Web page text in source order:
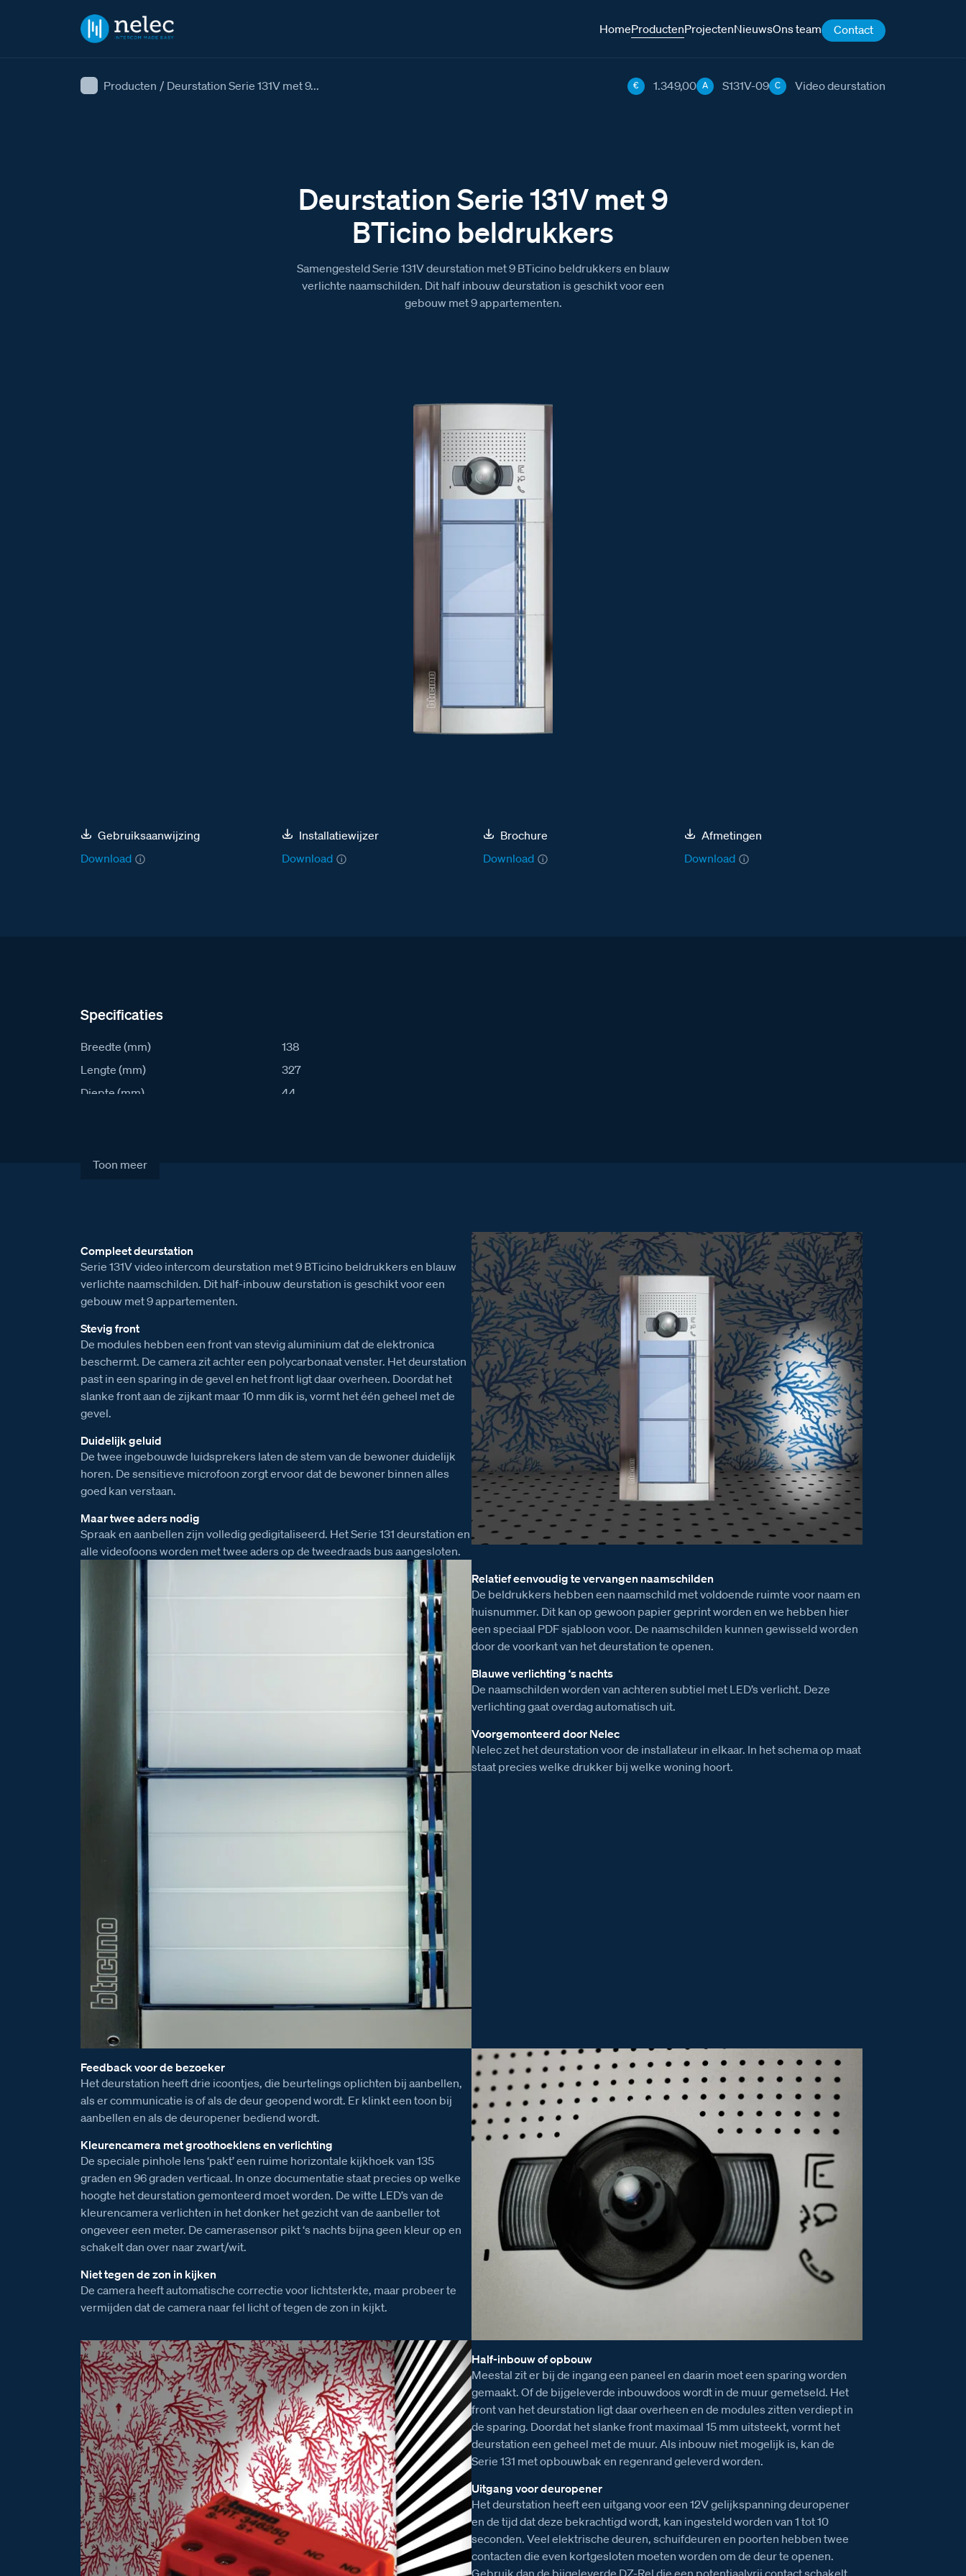
HomeProductenProjectenNieuwsOns team Contact
Producten / Deurstation Serie 131V met 9... € 1.349,00 A S131V-09 C Video deurstation
Deurstation Serie 131V met 9
BTicino beldrukkers
Samengesteld Serie 131V deurstation met 9 BTicino beldrukkers en blauw
verlichte naamschilden. Dit half inbouw deurstation is geschikt voor een
gebouw met 9 appartementen.
Gebruiksaanwijzing
Download
Installatiewijzer
Download
Brochure
Download
Afmetingen
Download
Specificaties
Breedte (mm)
138
Lengte (mm)
327
Diepte (mm)
44
Stroomafname in rust (mA)
Toon meer
Compleet deurstation
Serie 131V video intercom deurstation met 9 BTicino beldrukkers en blauw
verlichte naamschilden. Dit half-inbouw deurstation is geschikt voor een
gebouw met 9 appartementen.
Stevig front
De modules hebben een front van stevig aluminium dat de elektronica
beschermt. De camera zit achter een polycarbonaat venster. Het deurstation
past in een sparing in de gevel en het front ligt daar overheen. Doordat het
slanke front aan de zijkant maar 10 mm dik is, vormt het één geheel met de
gevel.
Duidelijk geluid
De twee ingebouwde luidsprekers laten de stem van de bewoner duidelijk
horen. De sensitieve microfoon zorgt ervoor dat de bewoner binnen alles
goed kan verstaan.
Maar twee aders nodig
Spraak en aanbellen zijn volledig gedigitaliseerd. Het Serie 131 deurstation en
alle videofoons worden met twee aders op de tweedraads bus aangesloten.
Relatief eenvoudig te vervangen naamschilden
De beldrukkers hebben een naamschild met voldoende ruimte voor naam en
huisnummer. Dit kan op gewoon papier geprint worden en we hebben hier
een speciaal PDF sjabloon voor. De naamschilden kunnen gewisseld worden
door de voorkant van het deurstation te openen.
Blauwe verlichting ‘s nachts
De naamschilden worden van achteren subtiel met LED’s verlicht. Deze
verlichting gaat overdag automatisch uit.
Voorgemonteerd door Nelec
Nelec zet het deurstation voor de installateur in elkaar. In het schema op maat
staat precies welke drukker bij welke woning hoort.
Feedback voor de bezoeker
Het deurstation heeft drie icoontjes, die beurtelings oplichten bij aanbellen,
als er communicatie is of als de deur geopend wordt. Er klinkt een toon bij
aanbellen en als de deuropener bediend wordt.
Kleurencamera met groothoeklens en verlichting
De speciale pinhole lens ‘pakt’ een ruime horizontale kijkhoek van 135
graden en 96 graden verticaal. In onze documentatie staat precies op welke
hoogte het deurstation gemonteerd moet worden. De witte LED’s van de
kleurencamera verlichten in het donker het gezicht van de aanbeller tot
ongeveer een meter. De camerasensor pikt ‘s nachts bijna geen kleur op en
schakelt dan over naar zwart/wit.
Niet tegen de zon in kijken
De camera heeft automatische correctie voor lichtsterkte, maar probeer te
vermijden dat de camera naar fel licht of tegen de zon in kijkt.
Half-inbouw of opbouw
Meestal zit er bij de ingang een paneel en daarin moet een sparing worden
gemaakt. Of de bijgeleverde inbouwdoos wordt in de muur gemetseld. Het
front van het deurstation ligt daar overheen en de modules zitten verdiept in
de sparing. Doordat het slanke front maximaal 15 mm uitsteekt, vormt het
deurstation een geheel met de muur. Als inbouw niet mogelijk is, kan de
Serie 131 met opbouwbak en regenrand geleverd worden.
Uitgang voor deuropener
Het deurstation heeft een uitgang voor een 12V gelijkspanning deuropener
en de tijd dat deze bekrachtigd wordt, kan ingesteld worden van 1 tot 10
seconden. Veel elektrische deuren, schuifdeuren en poorten hebben twee
contacten die even kortgesloten moeten worden om de deur te openen.